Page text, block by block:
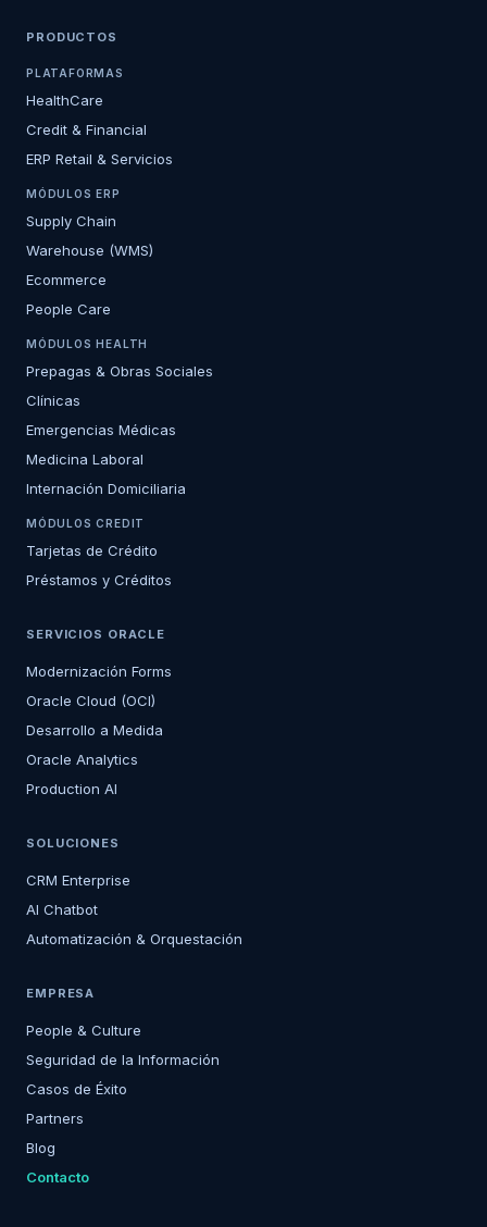
PRODUCTOS
PLATAFORMAS
HealthCare
Credit & Financial
ERP Retail & Servicios
MÓDULOS ERP
Supply Chain
Warehouse (WMS)
Ecommerce
People Care
MÓDULOS HEALTH
Prepagas & Obras Sociales
Clínicas
Emergencias Médicas
Medicina Laboral
Internación Domiciliaria
MÓDULOS CREDIT
Tarjetas de Crédito
Préstamos y Créditos
SERVICIOS ORACLE
Modernización Forms
Oracle Cloud (OCI)
Desarrollo a Medida
Oracle Analytics
Production AI
SOLUCIONES
CRM Enterprise
AI Chatbot
Automatización & Orquestación
EMPRESA
People & Culture
Seguridad de la Información
Casos de Éxito
Partners
Blog
Contacto